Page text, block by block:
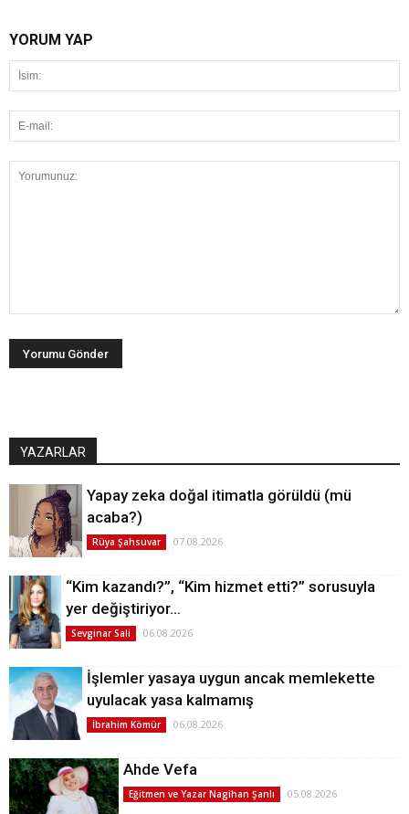
YORUM YAP
YAZARLAR
Yapay zeka doğal itimatla görüldü (mü
acaba?)
Rüya Şahsuvar 07.08.2026
“Kim kazandı?”, “Kim hizmet etti?” sorusuyla
yer değiştiriyor…
Sevginar Sali 06.08.2026
İşlemler yasaya uygun ancak memlekette
uyulacak yasa kalmamış
İbrahim Kömür 06.08.2026
Ahde Vefa
Eğitmen ve Yazar Nagihan Şanlı 05.08.2026